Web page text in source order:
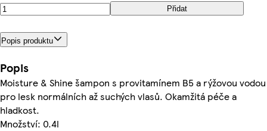
Přidat
Popis produktu
Popis
Moisture & Shine šampon s provitamínem B5 a rýžovou vodou
pro lesk normálních až suchých vlasů. Okamžitá péče a
hladkost.
Množství: 0.4l